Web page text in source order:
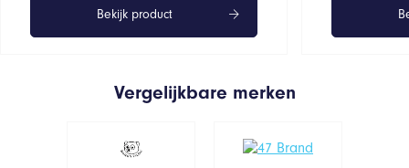
Bekijk product
Vergelijkbare merken